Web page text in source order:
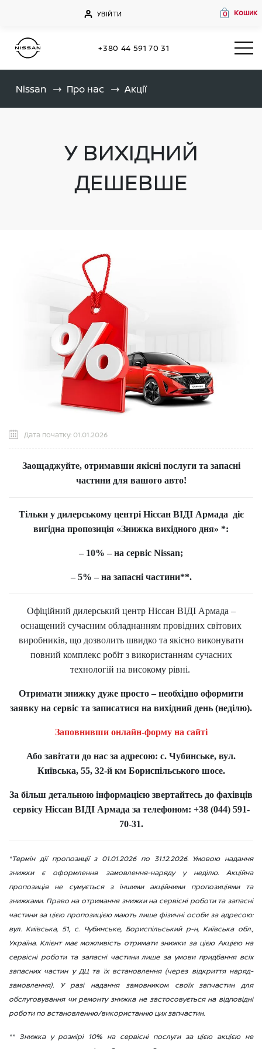
УВІЙТИ 0 Кошик
+380 44 591 70 31
Nissan Про нас Акції
У ВИХІДНИЙ
ДЕШЕВШЕ
Дата початку: 01.01.2026
Заощаджуйте, отримавши якісні послуги та запасні
частини для вашого авто!
Тільки у дилерському центрі Ніссан ВІДІ Армада діє
вигідна пропозиція «Знижка вихідного дня» *:
– 10% – на сервіс Nissan;
– 5% – на запасні частини**.
Офіційний дилерський центр Ніссан ВІДІ Армада –
оснащений сучасним обладнанням провідних світових
виробників, що дозволить швидко та якісно виконувати
повний комплекс робіт з використанням сучасних
технологій на високому рівні.
Отримати знижку дуже просто – необхідно оформити
заявку на сервіс та записатися на вихідний день (неділю).
Заповнивши онлайн-форму на сайті
Або завітати до нас за адресою: с. Чубинське, вул.
Київська, 55, 32-й км Бориспільського шосе.
За більш детальною інформацією звертайтесь до фахівців
сервісу Ніссан ВІДІ Армада за телефоном: +38 (044) 591-
70-31.
*Термін дії пропозиції з 01.01.2026 по 31.12.2026. Умовою надання
знижки є оформлення замовлення-наряду у неділю. Акційна
пропозиція не сумується з іншими акційними пропозиціями та
знижками. Право на отримання знижки на сервісні роботи та запасні
частини за цією пропозицією мають лише фізичні особи за адресою:
вул. Київська, 51, с. Чубинське, Бориспільський р-н, Київська обл.,
Україна. Клієнт має можливість отримати знижки за цією Акцією на
сервісні роботи та запасні частини лише за умови придбання всіх
запасних частин у ДЦ та їх встановлення (через відкриття наряд-
замовлення). У разі надання замовником своїх запчастин для
обслуговування чи ремонту знижка не застосовується на відповідні
роботи по встановленню/використанню цих запчастин.
** Знижка у розмірі 10% на сервісні послуги за цією акцією не